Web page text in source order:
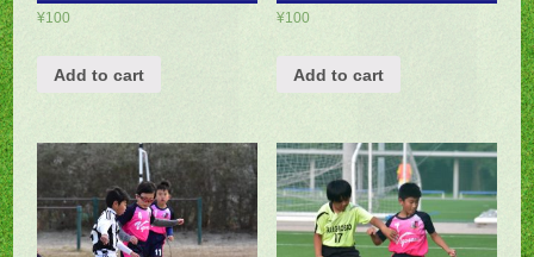
¥100
Add to cart
¥100
Add to cart